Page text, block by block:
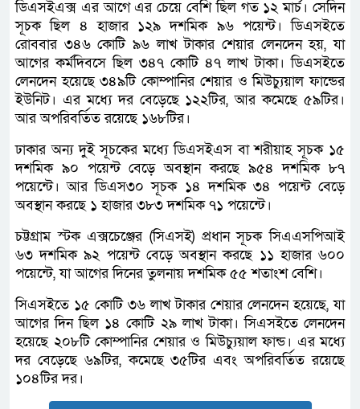
ডিএসইএক্স এর আগে এর চেয়ে বেশি ছিল গত ১২ মার্চ। সেদিন
সূচক ছিল ৪ হাজার ১২৯ দশমিক ৯৬ পয়েন্ট। ডিএসইতে
রোববার ৩৪৬ কোটি ৯৬ লাখ টাকার শেয়ার লেনদেন হয়, যা
আগের কর্মদিবসে ছিল ৩৪৭ কোটি ৪৭ লাখ টাকা। ডিএসইতে
লেনদেন হয়েছে ৩৪৯টি কোম্পানির শেয়ার ও মিউচ্যুয়াল ফান্ডের
ইউনিট। এর মধ্যে দর বেড়েছে ১২২টির, আর কমেছে ৫৯টির।
আর অপরিবর্তিত রয়েছে ১৬৮টির।
ঢাকার অন্য দুই সূচকের মধ্যে ডিএসইএস বা শরীয়াহ সূচক ১৫
দশমিক ৯০ পয়েন্ট বেড়ে অবস্থান করছে ৯৫৪ দশমিক ৮৭
পয়েন্টে। আর ডিএস৩০ সূচক ১৪ দশমিক ৩৪ পয়েন্ট বেড়ে
অবস্থান করছে ১ হাজার ৩৮৩ দশমিক ৭১ পয়েন্টে।
চট্টগ্রাম স্টক এক্সচেঞ্জের (সিএসই) প্রধান সূচক সিএএসপিআই
৬৩ দশমিক ৯২ পয়েন্ট বেড়ে অবস্থান করছে ১১ হাজার ৬০০
পয়েন্টে, যা আগের দিনের তুলনায় দশমিক ৫৫ শতাংশ বেশি।
সিএসইতে ১৫ কোটি ৩৬ লাখ টাকার শেয়ার লেনদেন হয়েছে, যা
আগের দিন ছিল ১৪ কোটি ২৯ লাখ টাকা। সিএসইতে লেনদেন
হয়েছে ২০৮টি কোম্পানির শেয়ার ও মিউচ্যুয়াল ফান্ড। এর মধ্যে
দর বেড়েছে ৬৯টির, কমেছে ৩৫টির এবং অপরিবর্তিত রয়েছে
১০৪টির দর।